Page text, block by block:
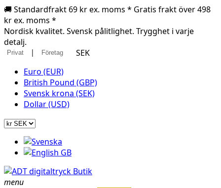
🚚 Standardfrakt 69 kr ex. moms * Gratis frakt över 498
kr ex. moms *
Nordisk kvalitet. Svensk pålitlighet. Trygghet i varje
detalj.
Privat | Företag
SEK
Euro (EUR)
British Pound (GBP)
Svensk krona (SEK)
Dollar (USD)
menu